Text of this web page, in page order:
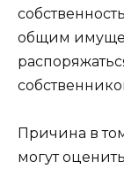
общим
Причина в
могут